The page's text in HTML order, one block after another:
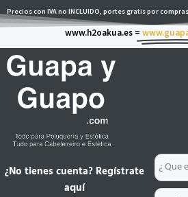
al
Precios con IVA no INCLUIDO, portes gratis por
www.h2oakua.es =
Search
...
¿No tienes cuenta? Regístrate
aquí